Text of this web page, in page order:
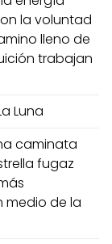
la voluntad
lleno de
trabajan
Luna
caminata
fugaz
medio de la